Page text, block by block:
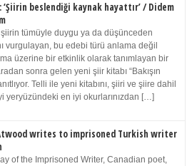
‘Şiirin beslendiği kaynak hayattır’ / Didem
tümüyle duygu ya da düşünceden
vurgulayan, bu edebi türü anlama değil
üzerine bir etkinlik olarak tanımlayan bir
sonra gelen yeni şiir kitabı “Bakışın
Telli ile yeni kitabını, şiiri ve şiire dahil
yeryüzündeki en iyi okurlarınızdan […]
writes to imprisoned Turkish writer
of the Imprisoned Writer, Canadian poet,